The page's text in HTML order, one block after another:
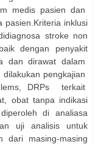
medis pasien dan
pasien.Kriteria inklusi
stroke non
dengan penyakit
dan dirawat dalam
dilakukan pengkajian
DRPs
terkait
obat tanpa indikasi
di analiasa
uji analisis untuk
dari masing-masing